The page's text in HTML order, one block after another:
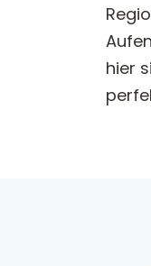
hier